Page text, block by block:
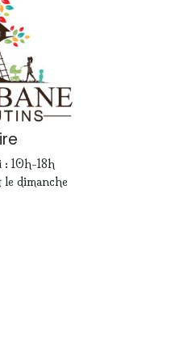
: 10h-18h
dimanche